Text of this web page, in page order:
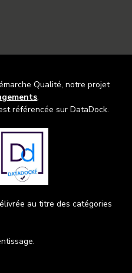
Qualité, notre projet
.
référencée sur DataDock.
au titre des catégories